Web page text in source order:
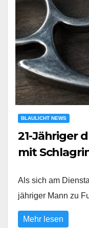
BLAULICHT NEWS
21-Jähriger
mit
Als sich am
jähriger Mann zu
Mehr lesen